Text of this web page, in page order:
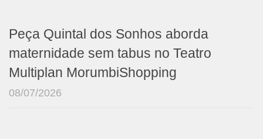
Peça Quintal dos Sonhos aborda
maternidade sem tabus no Teatro
Multiplan MorumbiShopping
08/07/2026